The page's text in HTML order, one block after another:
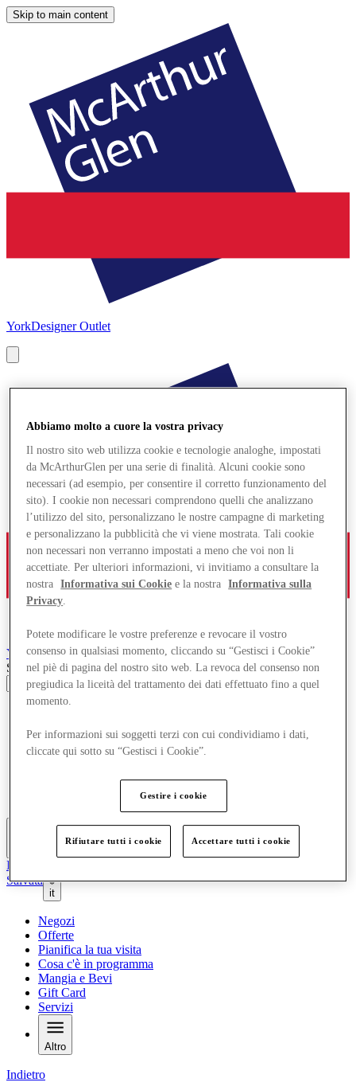
Skip to main content
YorkDesigner Outlet
YorkDesigner Outlet
Search input
Pianifica la tua visita
Cosa c'è in programma
Il Club
Salvata
it
Negozi
Offerte
Pianifica la tua visita
Cosa c'è in programma
Mangia e Bevi
Gift Card
Servizi
Altro
Indietro
Abbiamo molto a cuore la vostra privacy
Il nostro sito web utilizza cookie e tecnologie analoghe, impostati
da McArthurGlen per una serie di finalità. Alcuni cookie sono
necessari (ad esempio, per consentire il corretto funzionamento del
sito). I cookie non necessari comprendono quelli che analizzano
l’utilizzo del sito, personalizzano le nostre campagne di marketing
e personalizzano la pubblicità che vi viene mostrata. Tali cookie
non necessari non verranno impostati a meno che voi non li
accettiate. Per ulteriori informazioni, vi invitiamo a consultare la
nostra
Informativa sui Cookie e la nostra
Informativa sulla
Privacy
Potete modificare le vostre preferenze e revocare il vostro
consenso in qualsiasi momento, cliccando su “Gestisci i Cookie”
nel piè di pagina del nostro sito web. La revoca del consenso non
pregiudica la liceità del trattamento dei dati effettuato fino a quel
momento.
Per informazioni sui soggetti terzi con cui condividiamo i dati,
cliccate qui sotto su “Gestisci i Cookie”.
Gestire i cookie
Rifiutare tutti i cookie Accettare tutti i cookie